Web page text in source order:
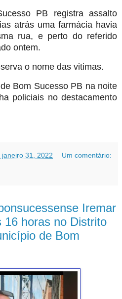
PB registra assalto
atrás uma farmácia havia
rua, e perto do referido
ontem.
o nome das vitimas.
Bom Sucesso PB na noite
policiais no destacamento
31, 2022 Um comentário:
Iremar
16 horas no Distrito
de Bom